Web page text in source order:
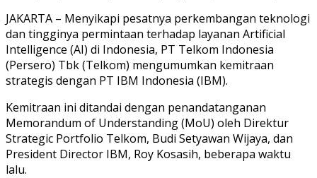
JAKARTA – Menyikapi pesatnya perkembangan teknologi
dan tingginya permintaan terhadap layanan Artificial
Intelligence (AI) di Indonesia, PT Telkom Indonesia
(Persero) Tbk (Telkom) mengumumkan kemitraan
strategis dengan PT IBM Indonesia (IBM).
Kemitraan ini ditandai dengan penandatanganan
Memorandum of Understanding (MoU) oleh Direktur
Strategic Portfolio Telkom, Budi Setyawan Wijaya, dan
President Director IBM, Roy Kosasih, beberapa waktu
lalu.